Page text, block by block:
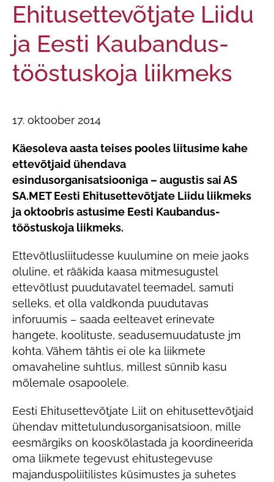
Ehitusettevõtjate Liidu
ja Eesti Kaubandus-
tööstuskoja liikmeks
17. oktoober 2014
Käesoleva aasta teises pooles liitusime kahe
ettevõtjaid ühendava
esindusorganisatsiooniga – augustis sai AS
SA.MET Eesti Ehitusettevõtjate Liidu liikmeks
ja oktoobris astusime Eesti Kaubandus-
tööstuskoja liikmeks.
Ettevõtlusliitudesse kuulumine on meie jaoks
oluline, et rääkida kaasa mitmesugustel
ettevõtlust puudutavatel teemadel, samuti
selleks, et olla valdkonda puudutavas
inforuumis – saada eelteavet erinevate
hangete, koolituste, seadusemuudatuste jm
kohta. Vähem tähtis ei ole ka liikmete
omavaheline suhtlus, millest sünnib kasu
mõlemale osapoolele.
Eesti Ehitusettevõtjate Liit on ehitusettevõtjaid
ühendav mittetulundusorganisatsioon, mille
eesmärgiks on kooskõlastada ja koordineerida
oma liikmete tegevust ehitustegevuse
majanduspoliitilistes küsimustes ja suhetes